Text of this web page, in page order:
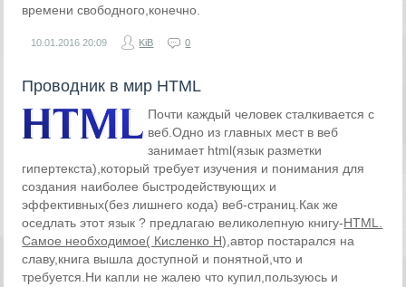
времени свободного,конечно.
10.01.2016 20:09 KiB 0
Проводник в мир HTML
Почти каждый человек сталкивается с
веб.Одно из главных мест в веб
занимает html(язык разметки
гипертекста),который требует изучения и понимания для
создания наиболее быстродействующих и
эффективных(без лишнего кода) веб-страниц.Как же
оседлать этот язык ? предлагаю великолепную книгу-HTML.
Самое необходимое( Кисленко Н) ,автор постарался на
славу,книга вышла доступной и понятной,что и
требуется.Ни капли не жалею что купил,пользуюсь и